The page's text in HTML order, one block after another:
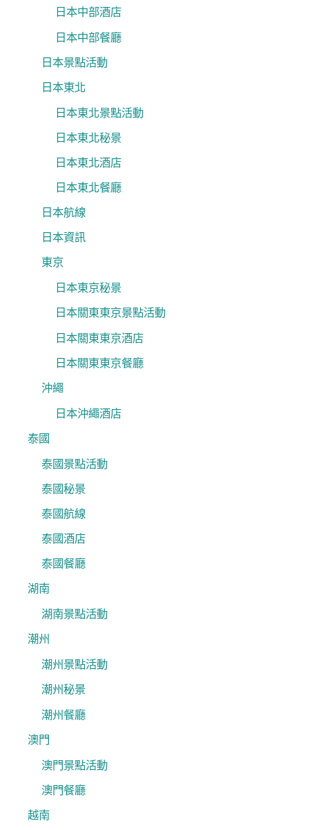
日本中部酒店
日本中部餐廳
日本景點活動
日本東北
日本東北景點活動
日本東北秘景
日本東北酒店
日本東北餐廳
日本航線
日本資訊
東京
日本東京秘景
日本關東東京景點活動
日本關東東京酒店
日本關東東京餐廳
沖繩
日本沖繩酒店
泰國
泰國景點活動
泰國秘景
泰國航線
泰國酒店
泰國餐廳
湖南
湖南景點活動
潮州
潮州景點活動
潮州秘景
潮州餐廳
澳門
澳門景點活動
澳門餐廳
越南